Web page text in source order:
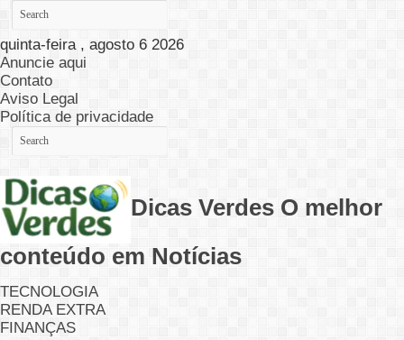
quinta-feira , agosto 6 2026
Anuncie aqui
Contato
Aviso Legal
Política de privacidade
Dicas Verdes O melhor
conteúdo em Notícias
TECNOLOGIA
RENDA EXTRA
FINANÇAS